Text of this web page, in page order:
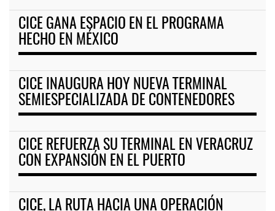
CICE GANA ESPACIO EN EL PROGRAMA
HECHO EN MÉXICO
CICE INAUGURA HOY NUEVA TERMINAL
SEMIESPECIALIZADA DE CONTENEDORES
CICE REFUERZA SU TERMINAL EN VERACRUZ
CON EXPANSIÓN EN EL PUERTO
CICE, LA RUTA HACIA UNA OPERACIÓN